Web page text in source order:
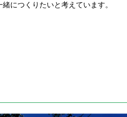
につくりたいと考えています。